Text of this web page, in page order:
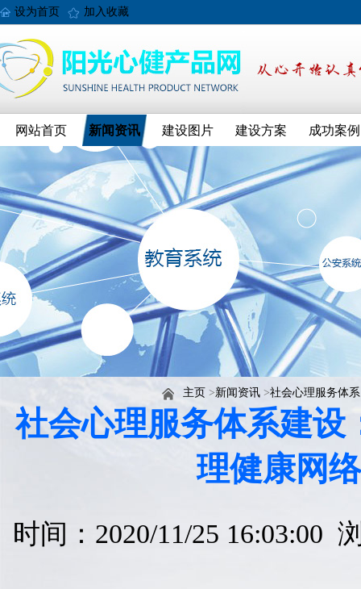
设为首页 加入收藏
网站首页 新闻资讯 建设图片 建设方案 成功案例
主页 >新闻资讯 >社会心理服务体系
社会心理服务体系建设
理健康网
时间：2020/11/25 16:03:00